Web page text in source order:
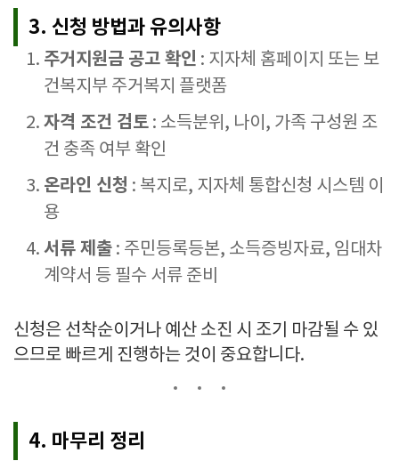
3. 신청 방법과 유의사항
주거지원금 공고 확인 : 지자체 홈페이지 또는 보
건복지부 주거복지 플랫폼
자격 조건 검토 : 소득분위, 나이, 가족 구성원 조
건 충족 여부 확인
온라인 신청 : 복지로, 지자체 통합신청 시스템 이
용
서류 제출 : 주민등록등본, 소득증빙자료, 임대차
계약서 등 필수 서류 준비
신청은 선착순이거나 예산 소진 시 조기 마감될 수 있
으므로 빠르게 진행하는 것이 중요합니다.
4. 마무리 정리